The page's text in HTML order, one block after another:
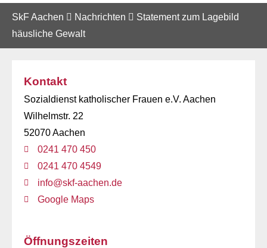
SkF Aachen Nachrichten
Statement zum Lagebild
häusliche Gewalt
Kontakt
Sozialdienst katholischer Frauen e.V. Aachen
Wilhelmstr. 22
52070 Aachen
0241 470 450
0241 470 4549
info@skf-aachen.de
Google Maps
Öffnungszeiten